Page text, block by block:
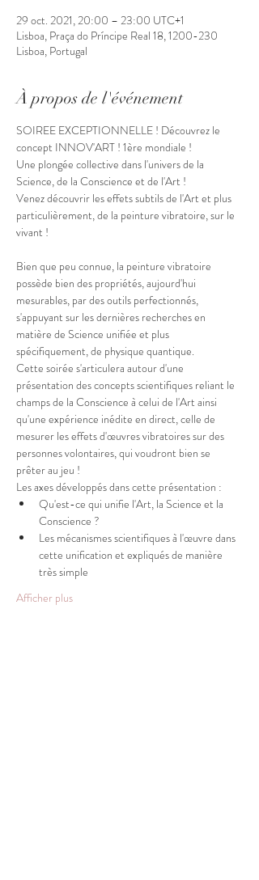
29 oct. 2021, 20:00 – 23:00 UTC+1
Lisboa, Praça do Príncipe Real 18, 1200-230
Lisboa, Portugal
À propos de l'événement
SOIREE EXCEPTIONNELLE ! Découvrez le
concept INNOV'ART ! 1ère mondiale !
Une plongée collective dans l'univers de la
Science, de la Conscience et de l'Art !
Venez découvrir les effets subtils de l'Art et plus
particulièrement, de la peinture vibratoire, sur le
Bien que peu connue, la peinture vibratoire
possède bien des propriétés, aujourd'hui
mesurables, par des outils perfectionnés,
s'appuyant sur les dernières recherches en
matière de Science unifiée et plus
spécifiquement, de physique quantique.
Cette soirée s'articulera autour d'une
présentation des concepts scientifiques reliant le
champs de la Conscience à celui de l'Art ainsi
qu'une expérience inédite en direct, celle de
mesurer les effets d'œuvres vibratoires sur des
personnes volontaires, qui voudront bien se
prêter au jeu !
Les axes développés dans cette présentation :
Qu'est-ce qui unifie l'Art, la Science et la
Conscience ?
Les mécanismes scientifiques à l'œuvre dans
cette unification et expliqués de manière
très simple
Afficher plus